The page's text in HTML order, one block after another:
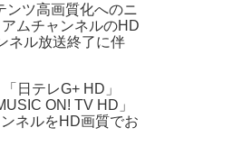
ンツ高画質化へのニ
ムチャンネルのHD
ネル放送終了に伴
日テレG+ HD」
ON! TV HD」
ネルをHD画質でお